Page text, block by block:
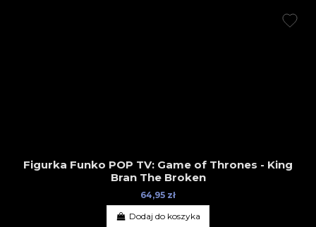
Figurka Funko POP TV: Game of Thrones - King
Bran The Broken
64,95 zł
Dodaj do koszyka